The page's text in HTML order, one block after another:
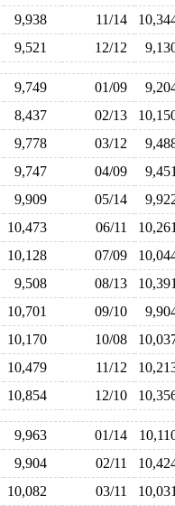
9,938 11/14
9,521 12/12
9,749 01/09
8,437 02/13
9,778 03/12
9,747 04/09
9,909 05/14
10,473 06/11
10,128 07/09
9,508 08/13
10,701 09/10
10,170 10/08
10,479 11/12
10,854 12/10
9,963 01/14
9,904 02/11
10,082 03/11